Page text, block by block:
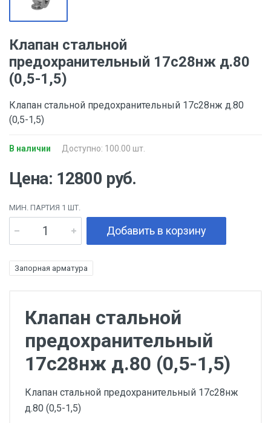
Клапан стальной
предохранительный 17с28нж д.80
(0,5-1,5)
Клапан стальной предохранительный 17с28нж д.80
(0,5-1,5)
В наличии Доступно: 100.00 шт.
Цена: 12800 руб.
МИН. ПАРТИЯ 1 ШТ.
Добавить в корзину
Запорная арматура
Клапан стальной
предохранительный
17с28нж д.80 (0,5-1,5)
Клапан стальной предохранительный 17с28нж
д.80 (0,5-1,5)